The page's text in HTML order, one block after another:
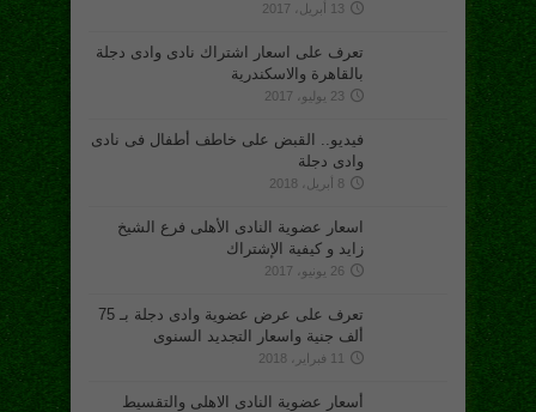
13 أبريل، 2017
تعرف على اسعار اشتراك نادى وادى دجلة
بالقاهرة والاسكندرية
23 يوليو، 2017
فيديو.. القبض على خاطف أطفال فى نادى
وادى دجلة
8 أبريل، 2018
اسعار عضوية النادى الأهلى فرع الشيخ
زايد و كيفية الإشتراك
26 يونيو، 2017
تعرف على عرض عضوية وادى دجلة بـ 75
ألف جنية واسعار التجديد السنوى
11 فبراير، 2018
أسعار عضوية النادى الاهلى والتقسيط